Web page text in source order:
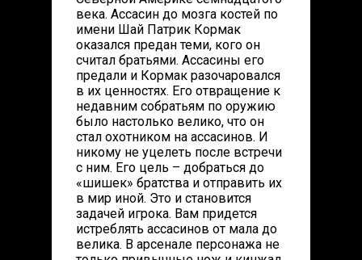
века. Ассасин до мозга костей по
имени Шай Патрик Кормак
оказался предан теми, кого он
считал братьями. Ассасины его
предали и Кормак разочаровался
в их ценностях. Его отвращение к
недавним собратьям по оружию
было настолько велико, что он
стал охотником на ассасинов. И
никому не уцелеть после встречи
с ним. Его цель – добраться до
«шишек» братства и отправить их
в мир иной. Это и становится
задачей игрока. Вам придется
истреблять ассасинов от мала до
велика. В арсенале персонажа не